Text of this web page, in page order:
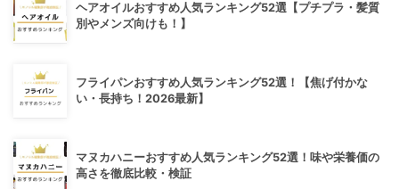
ヘアオイルおすすめ人気ランキング52選【プチプラ・髪質
別やメンズ向けも！】
フライパンおすすめ人気ランキング52選！【焦げ付かな
い・長持ち！2026最新】
マヌカハニーおすすめ人気ランキング52選！味や栄養価の
高さを徹底比較・検証